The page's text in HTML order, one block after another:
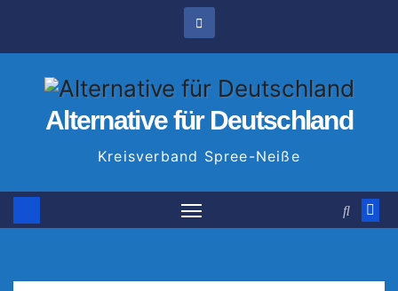
Alternative für Deutschland
Kreisverband Spree-Neiße